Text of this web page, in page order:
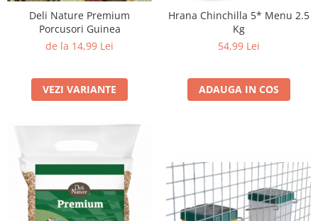
Deli Nature Premium
Porcusori Guinea
de la 14,99 Lei
VEZI VARIANTE
Hrana Chinchilla 5* Menu 2.5
Kg
54,99 Lei
ADAUGA IN COS